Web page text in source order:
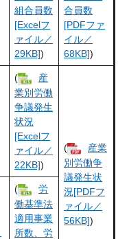
組合員数
[Excelフ
ァイル／
29KB])
合員数
[PDFファ
イル／
68KB])
(
産
業別労働
争議発生
状況
[Excelフ
ァイル／
22KB])
(
産業
別労働争
議発生状
況[PDFフ
ァイル／
56KB])
(
労
働基準法
適用事業
所数、労